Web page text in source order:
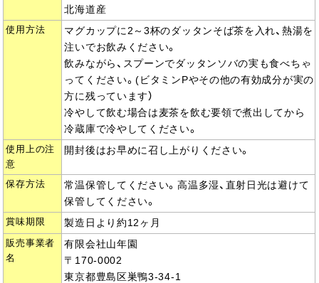
北海道産
使用方法
マグカップに2～3杯のダッタンそば茶を入れ、熱湯を
注いでお飲みください。
飲みながら、スプーンでダッタンソバの実も食べちゃ
ってください。(ビタミンPやその他の有効成分が実の
方に残っています）
冷やして飲む場合は麦茶を飲む要領で煮出してから
冷蔵庫で冷やしてください。
使用上の注
意
開封後はお早めに召し上がりください。
保存方法
常温保管してください。高温多湿、直射日光は避けて
保管してください。
賞味期限 製造日より約12ヶ月
販売事業者
名
有限会社山年園
〒170-0002
東京都豊島区巣鴨3-34-1